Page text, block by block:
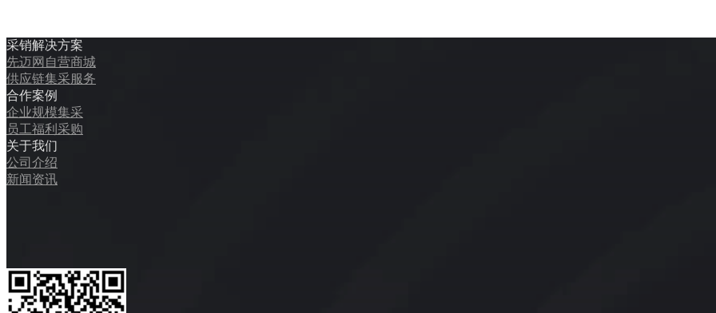
采销解决方案
先迈网自营商城
供应链集采服务
合作案例
企业规模集采
员工福利采购
关于我们
公司介绍
新闻资讯